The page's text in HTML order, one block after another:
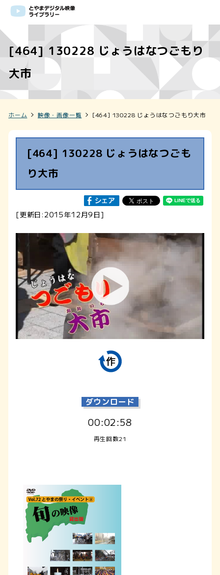
[464] 130228 じょうはなつごもり
大市
ホーム 映像・画像一覧 [464] 130228 じょうはなつごもり大市
[464] 130228 じょうはなつごも
り大市
[更新日:2015年12月9日]
ダウンロード
00:02:58
再生回数21